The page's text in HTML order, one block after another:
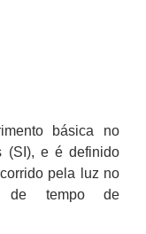
básica no
(SI), e é definido
pela luz no
de tempo de